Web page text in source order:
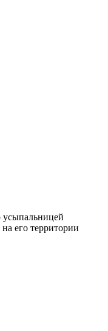
усыпальницей
его территории